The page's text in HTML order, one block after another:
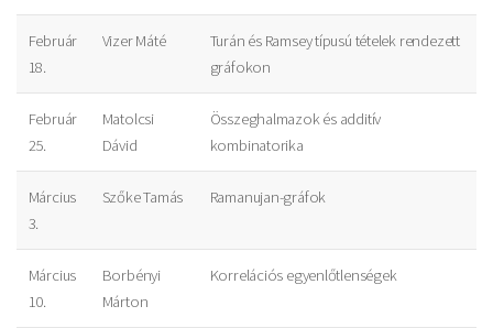
Február
18.
Vizer Máté
Turán és Ramsey típusú tételek rendezett
gráfokon
Február
25.
Matolcsi
Dávid
Összeghalmazok és additív
kombinatorika
Március
3.
Szőke Tamás Ramanujan-gráfok
Március
10.
Borbényi
Márton
Korrelációs egyenlőtlenségek